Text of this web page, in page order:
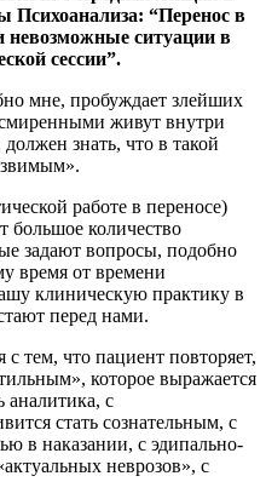
“Перенос в
невозможные ситуации в
сессии”.
мне, пробуждает злейших
живут внутри
знать, что в такой
работе в переносе)
большое количество
задают вопросы, подобно
время от времени
клиническую практику в
перед нами.
тем, что пациент повторяет,
которое выражается
аналитика, с
стать сознательным, с
в наказании, с эдипально-
неврозов», с